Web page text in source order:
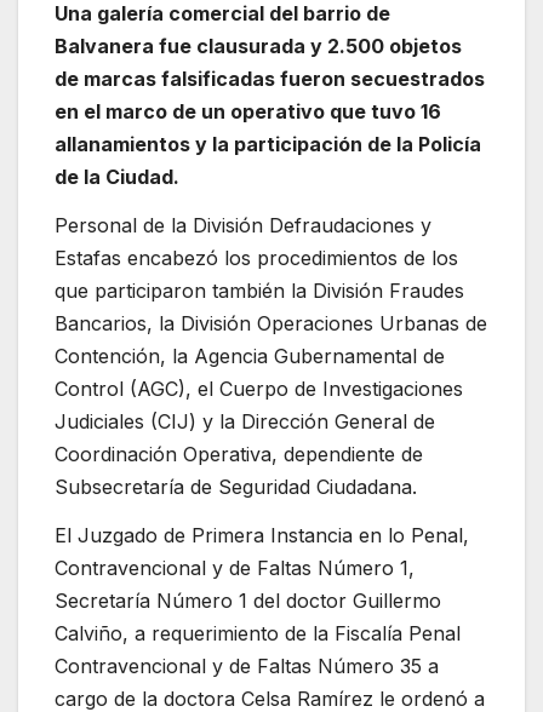
Una galería comercial del barrio de
Balvanera fue clausurada y 2.500 objetos
de marcas falsificadas fueron secuestrados
en el marco de un operativo que tuvo 16
allanamientos y la participación de la Policía
de la Ciudad.
Personal de la División Defraudaciones y
Estafas encabezó los procedimientos de los
que participaron también la División Fraudes
Bancarios, la División Operaciones Urbanas de
Contención, la Agencia Gubernamental de
Control (AGC), el Cuerpo de Investigaciones
Judiciales (CIJ) y la Dirección General de
Coordinación Operativa, dependiente de
Subsecretaría de Seguridad Ciudadana.
El Juzgado de Primera Instancia en lo Penal,
Contravencional y de Faltas Número 1,
Secretaría Número 1 del doctor Guillermo
Calviño, a requerimiento de la Fiscalía Penal
Contravencional y de Faltas Número 35 a
cargo de la doctora Celsa Ramírez le ordenó a